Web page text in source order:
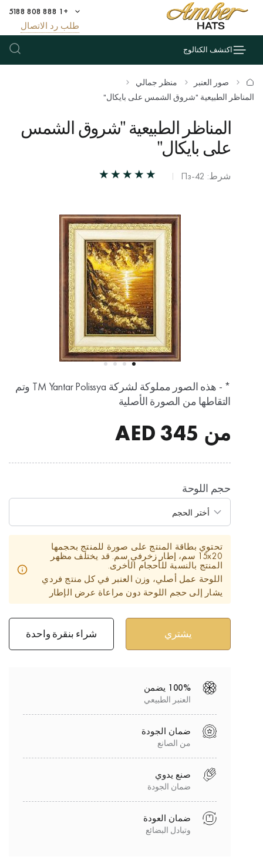
+1 888 808 5188
طلب رد الاتصال
اكتشف الكتالوج
صور العنبر
منظر جمالي
المناظر الطبيعية "شروق الشمس على بايكال"
المناظر الطبيعية "شروق الشمس
على بايكال"
شرط: Пз-42
* - هذه الصور مملوكة لشركة TM Yantar Polissya وتم
التقاطها من الصورة الأصلية
من
حجم اللوحة
تحتوي بطاقة المنتج على صورة للمنتج بحجمها
15x20 سم، إطار زخرفي سم. قد يختلف مظهر
المنتج بالنسبة للأحجام الأخرى.
اللوحة عمل أصلي، وزن العنبر في كل منتج فردي
يشار إلى حجم اللوحة دون مراعاة عرض الإطار
شراء بنقرة واحدة
100% يضمن
العنبر الطبيعي
ضمان الجودة
من الصانع
صنع يدوي
ضمان الجودة
ضمان العودة
وتبادل البضائع